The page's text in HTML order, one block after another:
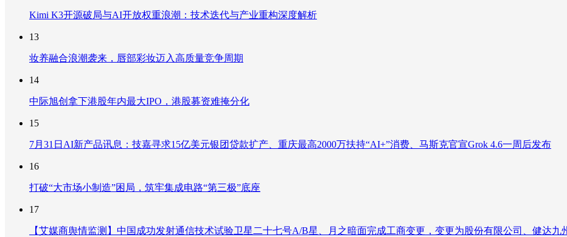
Kimi K3开源破局与AI开放权重浪潮：技术迭代与产业重构深度解析
13
妆养融合浪潮袭来，唇部彩妆迈入高质量竞争周期
14
中际旭创拿下港股年内最大IPO，港股募资难掩分化
15
7月31日AI新产品讯息：技嘉寻求15亿美元银团贷款扩产、重庆最高2000万扶持“AI+”消费、马斯克官宣Grok 4.6一周后发布
16
打破“大市场小制造”困局，筑牢集成电路“第三极”底座
17
【艾媒商舆情监测】中国成功发射通信技术试验卫星二十七号A/B星、月之暗面完成工商变更，变更为股份有限公司、健达九